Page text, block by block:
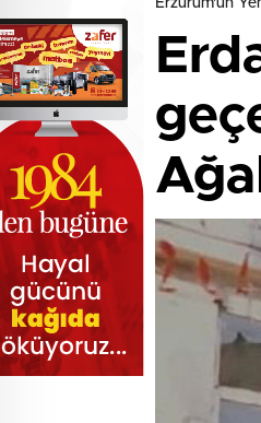
Erzurum'un